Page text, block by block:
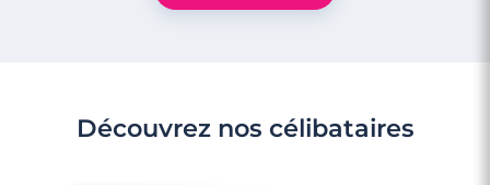
Découvrez nos célibataires